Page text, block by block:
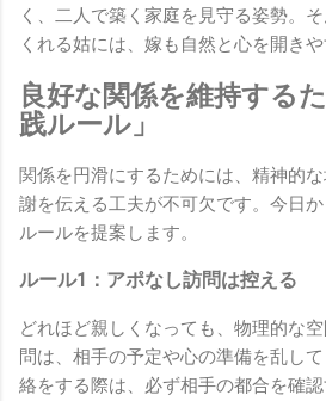
く、二人で築く家庭を見守る姿勢。
くれる姑には、嫁も自然と心を開きや
良好な関係を維持する
践ルール」
関係を円滑にするためには、精神的
謝を伝える工夫が不可欠です。今日
ルールを提案します。
ルール1：アポなし訪問は控える
どれほど親しくなっても、物理的な
問は、相手の予定や心の準備を乱し
絡をする際は、必ず相手の都合を確